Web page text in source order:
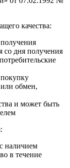
качества:
со дня получения
или обмен,
и может быть
наличием
в течение